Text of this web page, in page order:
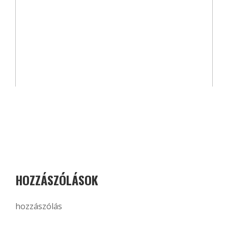
HOZZÁSZÓLÁSOK
hozzászólás